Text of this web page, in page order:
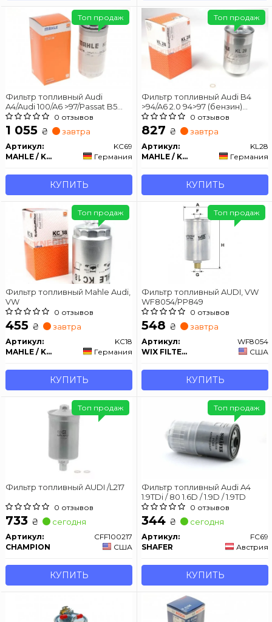
Фильтр топливный Audi
A4/Audi 100/A6 >97/Passat B5
1.9/2.4/2.5TDI KNECHT KC69
0 отзывов
1 055 ₴ завтра
Артикул:
KC69
MAHLE / KNECHT
Германия
КУПИТЬ
Топ продаж
Фильтр топливный Audi B4
>94/A6 2.0 94>97 (бензин)
KNECHT KL280 отзывов
827 ₴ завтра
Артикул:
KL28
MAHLE / KNECHT
Германия
КУПИТЬ
Топ продаж
Фильтр топливный Mahle Audi,
VW
0 отзывов
455 ₴ завтра
Артикул:
KC18
MAHLE / KNECHT
Германия
КУПИТЬ
Топ продаж
Фильтр топливный AUDI, VW
WF8054/PP849
0 отзывов
548 ₴ завтра
Артикул:
WF8054
WIX FILTERS
США
КУПИТЬ
Топ продаж
Фильтр топливный AUDI /L217
0 отзывов
733 ₴ сегодня
Артикул:
CFF100217
CHAMPION
США
КУПИТЬ
Топ продаж
Фильтр топливный Audi A4
1.9TDi / 80 1.6D / 1.9D / 1.9TD
0 отзывов
344 ₴ сегодня
Артикул:
FC69
SHAFER
Австрия
КУПИТЬ
Топ продаж